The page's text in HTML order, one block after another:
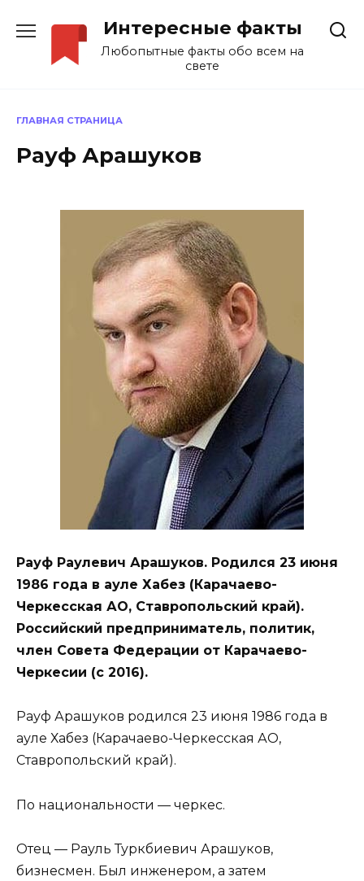
содержанию
Интересные факты
Любопытные факты обо всем на
свете
ГЛАВНАЯ СТРАНИЦА
Рауф Арашуков
Рауф Раулевич Арашуков. Родился 23 июня
1986 года в ауле Хабез (Карачаево-
Черкесская АО, Ставропольский край).
Российский предприниматель, политик,
член Совета Федерации от Карачаево-
Черкесии (с 2016).
Рауф Арашуков родился 23 июня 1986 года в
ауле Хабез (Карачаево-Черкесская АО,
Ставропольский край).
По национальности — черкес.
Отец — Рауль Туркбиевич Арашуков,
бизнесмен. Был инженером, а затем